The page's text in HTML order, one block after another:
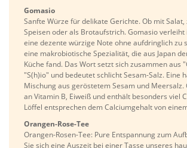
Gomasio
Sanfte Würze für delikate Gerichte. Ob mit
Speisen oder als Brotaufstrich. Gomasio verleiht
eine dezente würzige Note ohne aufdringlich zu
eine makrobiotische Spezialität, die aus Japan
Küche fand. Das Wort setzt sich zusammen aus
"S(h)io" und bedeutet schlicht Sesam-Salz. Eine
Mischung aus geröstetem Sesam und
an Vitamin B, Eiweiß und enthält besonders viel
Löffel entsprechen dem Calciumgehalt von
Orangen-Rose-Tee
Orangen-Rosen-Tee: Pure Entspannung zum
Sie sich eine Auszeit bei einer Tasse unseres